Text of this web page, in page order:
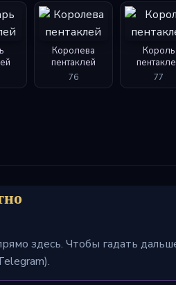
Королева
пентаклей
76
Король
77
здесь. Чтобы гадать